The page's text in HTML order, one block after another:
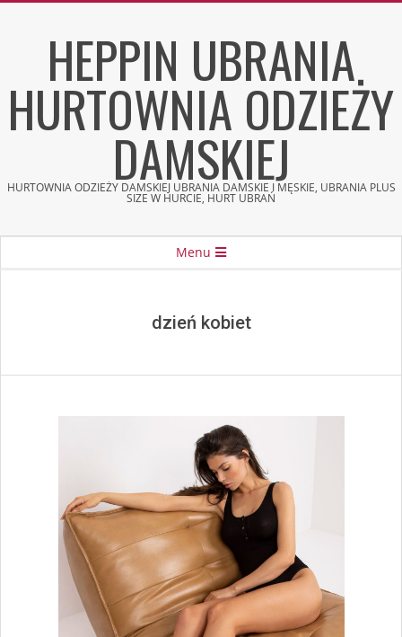
HEPPIN UBRANIA
HURTOWNIA ODZIEŻY
DAMSKIEJ
HURTOWNIA ODZIEŻY DAMSKIEJ UBRANIA DAMSKIE I MĘSKIE, UBRANIA PLUS
SIZE W HURCIE, HURT UBRAŃ
Menu
dzień kobiet